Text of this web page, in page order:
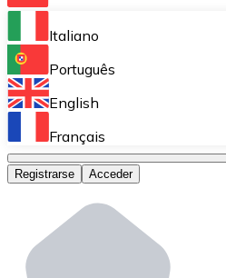
Bitnovo Ramp
Integra nuestra solución en
Bitnovo Giftcards
Bitnovo OTC
Bitnovo ATM
Integra un ATM Bitnovo
Italiano
Português
English
Français
Registrarse Acceder